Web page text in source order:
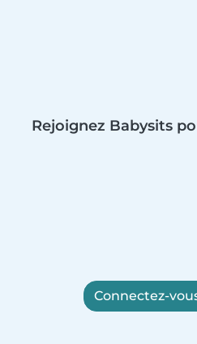
Rejoignez Babysits
Connectez-